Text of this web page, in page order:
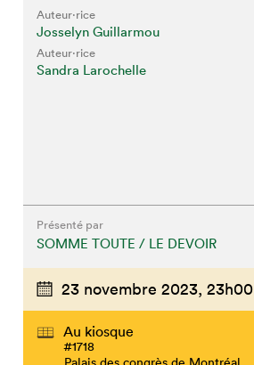
Auteur·rice
Josselyn Guillarmou
Auteur·rice
Sandra Larochelle
Présenté par
SOMME TOUTE / LE DEVOIR
23 novembre 2023, 23h00
Au kiosque
#1718